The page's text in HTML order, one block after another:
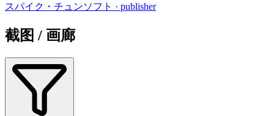
スパイク・チュンソフト · publisher
截图 / 画廊